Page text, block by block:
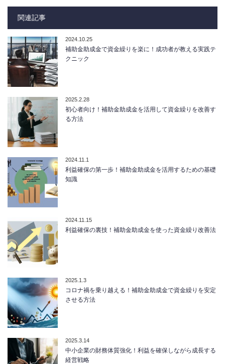
関連記事
2024.10.25
補助金助成金で資金繰りを楽に！成功者が教える実践テ
クニック
2025.2.28
初心者向け！補助金助成金を活用して資金繰りを改善す
る方法
2024.11.1
利益確保の第一歩！補助金助成金を活用するための基礎
知識
2024.11.15
利益確保の裏技！補助金助成金を使った資金繰り改善法
2025.1.3
コロナ禍を乗り越える！補助金助成金で資金繰りを安定
させる方法
2025.3.14
中小企業の財務体質強化！利益を確保しながら成長する
経営戦略